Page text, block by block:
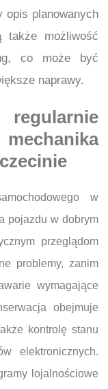
opis planowanych
także możliwość
co może być
naprawy.
w
pojazdu w dobrym
przeglądom
problemy, zanim
wymagające
obejmuje
kontrolę stanu
elektronicznych.
lojalnościowe